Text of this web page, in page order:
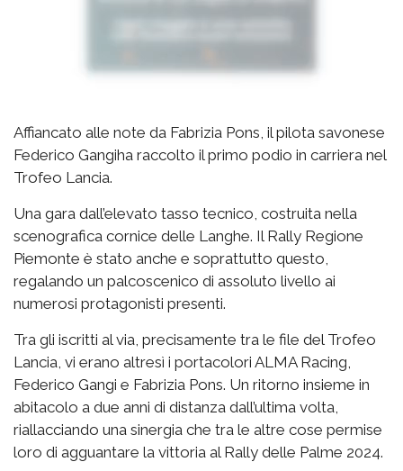
Affiancato alle note da Fabrizia Pons, il pilota savonese
Federico Gangiha raccolto il primo podio in carriera nel
Trofeo Lancia.
Una gara dall’elevato tasso tecnico, costruita nella
scenografica cornice delle Langhe. Il Rally Regione
Piemonte è stato anche e soprattutto questo,
regalando un palcoscenico di assoluto livello ai
numerosi protagonisti presenti.
Tra gli iscritti al via, precisamente tra le file del Trofeo
Lancia, vi erano altresì i portacolori ALMA Racing,
Federico Gangi e Fabrizia Pons. Un ritorno insieme in
abitacolo a due anni di distanza dall’ultima volta,
riallacciando una sinergia che tra le altre cose permise
loro di agguantare la vittoria al Rally delle Palme 2024.